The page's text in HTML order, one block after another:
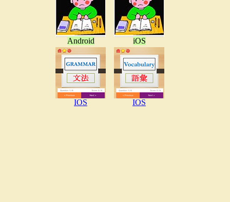
Android iOS
IOS IOS